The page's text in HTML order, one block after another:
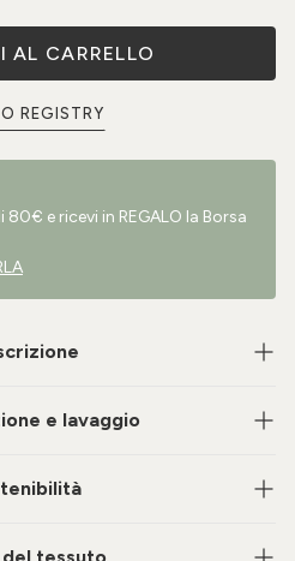
AL CARRELLO
REGISTRY
e ricevi in REGALO la Borsa
e lavaggio